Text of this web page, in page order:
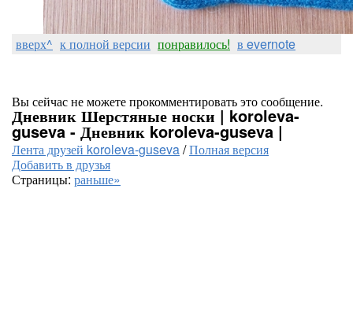
вверх^ к полной версии понравилось! в evernote
Вы сейчас не можете прокомментировать это сообщение.
Дневник Шерстяные носки | koroleva-
guseva - Дневник koroleva-guseva |
Лента друзей koroleva-guseva/Полная версия
Добавить в друзья
Страницы: раньше»